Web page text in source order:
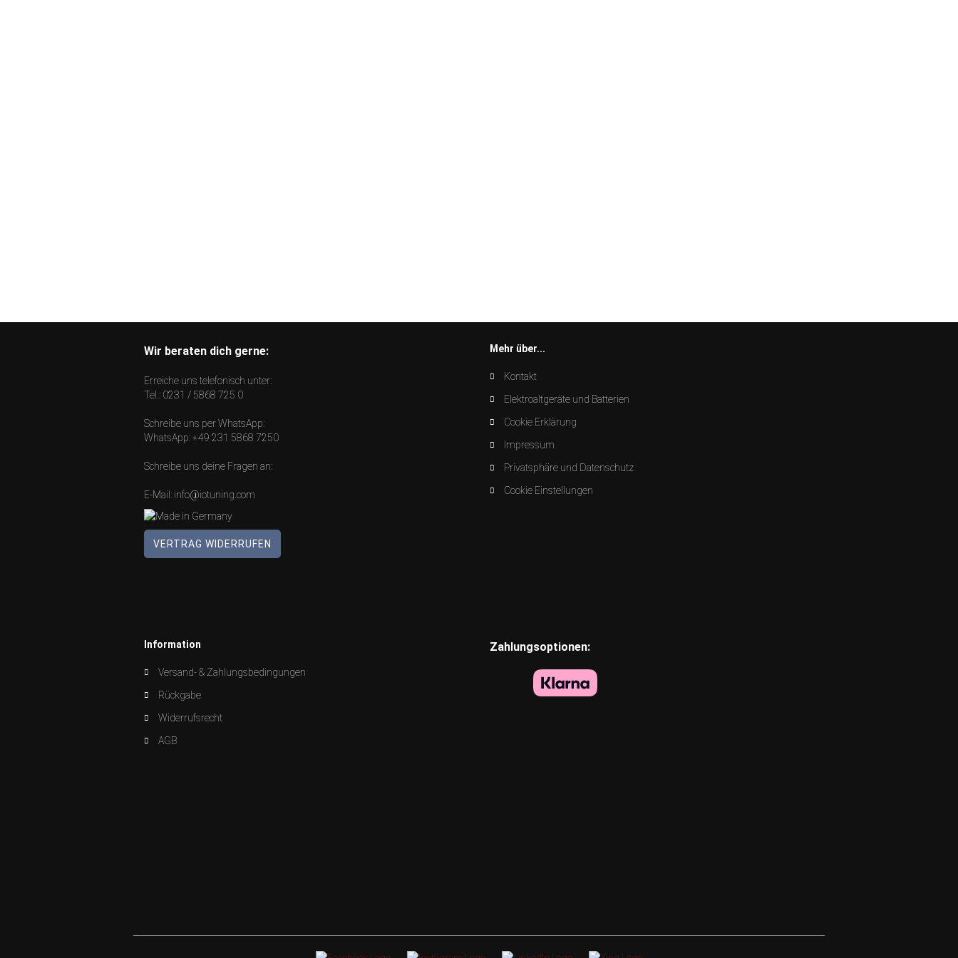
Wir beraten dich gerne:
Erreiche uns telefonisch unter:
Tel.: 0231 / 5868 725 0
Schreibe uns per WhatsApp:
WhatsApp:+49 231 5868 7250
Schreibe uns deine Fragen an:
E-Mail: info@iotuning.com
VERTRAG WIDERRUFEN
Mehr über...
Kontakt
Elektroaltgeräte und Batterien
Cookie Erklärung
Impressum
Privatsphäre und Datenschutz
Cookie Einstellungen
Information
Versand- & Zahlungsbedingungen
Rückgabe
Widerrufsrecht
AGB
Zahlungsoptionen: